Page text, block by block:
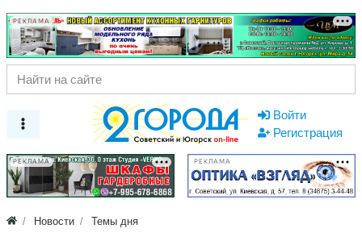
РЕКЛАМА
Войти
Регистрация
РЕКЛАМА РЕКЛАМА
Новости Темы дня